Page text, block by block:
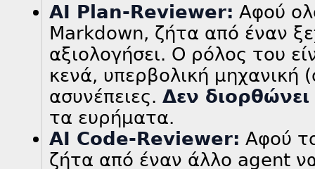
AI Plan-Reviewer: Αφού
Markdown, ζήτα από έναν
αξιολογήσει. Ο ρόλος του
κενά, υπερβολική μηχανική
ασυνέπειες. Δεν διορθώνει
τα ευρήματα.
AI Code-Reviewer: Αφού
ζήτα από έναν άλλο agent